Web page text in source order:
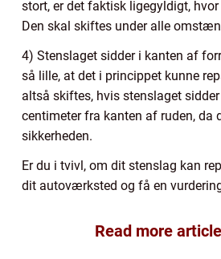
stort, er det faktisk ligegyldigt,
Den skal skiftes under alle
4) Stenslaget sidder i kanten af
så lille, at det i princippet kunne
altså skiftes, hvis stenslaget
centimeter fra kanten af ruden, da
sikkerheden.
Er du i tvivl, om dit stenslag kan
dit autoværksted og få en
Read more